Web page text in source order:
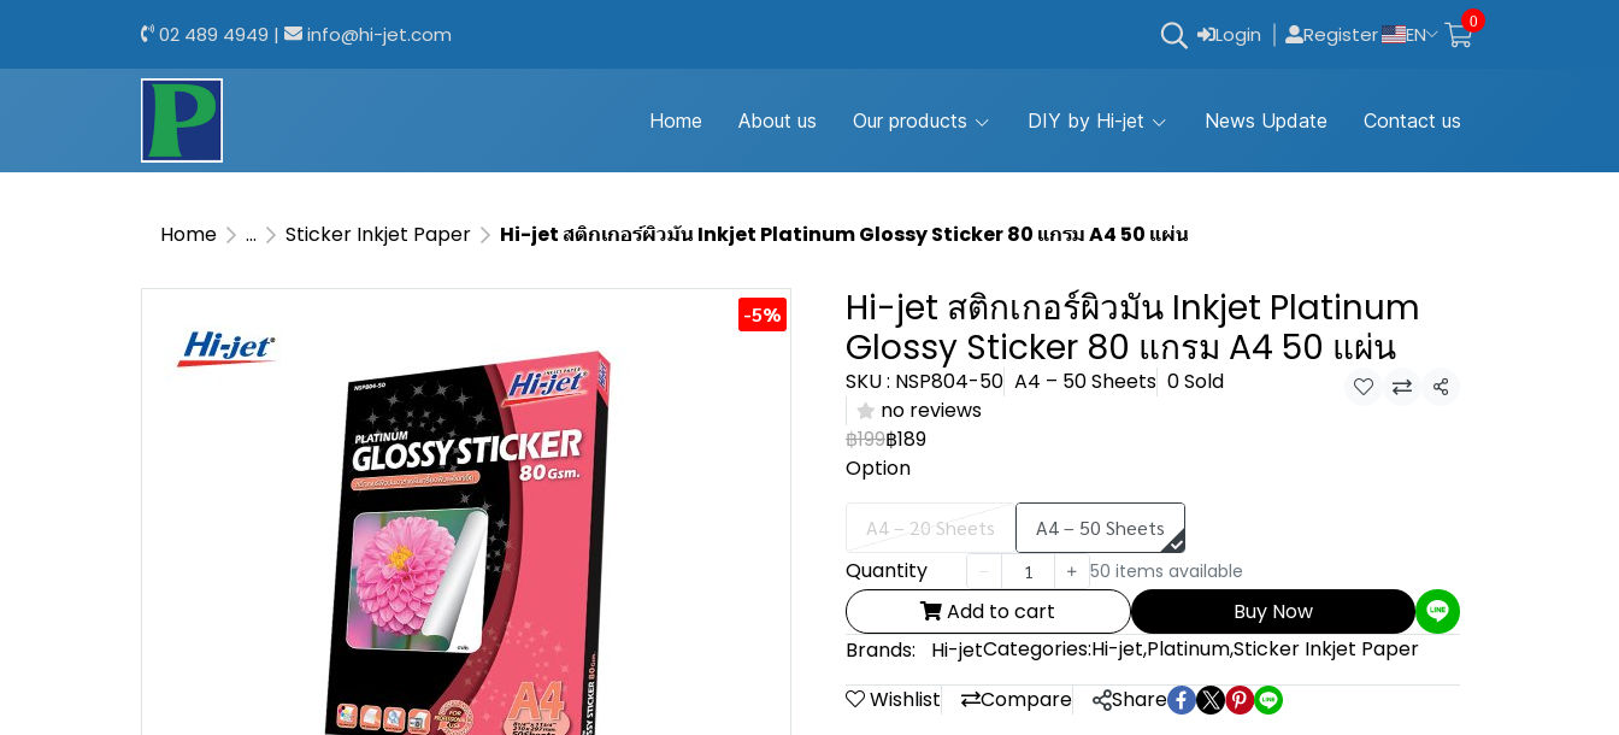
02 489 4949 | info@hi-jet.com Login Register EN
0
Home About us Our products DIY by Hi-jet News Update Contact us
Home ... Sticker Inkjet Paper Hi-jet สติกเกอร์ผิวมัน Inkjet Platinum Glossy Sticker 80 แกรม A4 50 แผ่น
-5%
Hi-jet สติกเกอร์ผิวมัน Inkjet Platinum
Glossy Sticker 80 แกรม A4 50 แผ่น
SKU : NSP804-50 A4 – 50 Sheets 0 Sold
no reviews
Share
฿199฿189
Option
A4 – 20 Sheets A4 – 50 Sheets
Quantity 50 items available
Add to cart
Buy Now
Brands:
Hi-jetCategories:Hi-jet,Platinum,Sticker Inkjet Paper
Wishlist
Compare Share